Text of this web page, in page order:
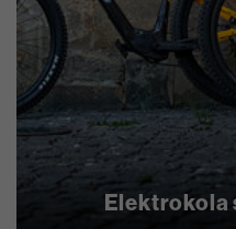
Elektrokola